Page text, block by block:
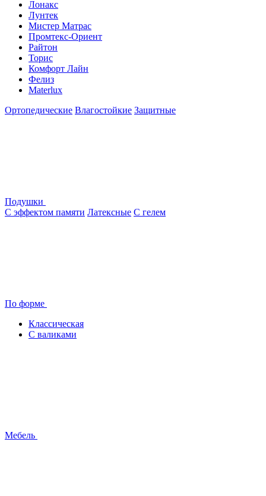
Лонакс
Лунтек
Мистер Матрас
Промтекс-Ориент
Райтон
Торис
Комфорт Лайн
Фелиз
Materlux
Ортопедические Влагостойкие Защитные
Подушки
С эффектом памяти Латексные С гелем
По форме
Классическая
С валиками
Мебель